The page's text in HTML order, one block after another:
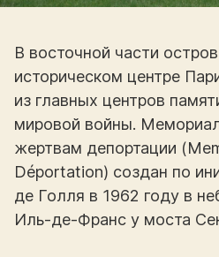
В восточной части
историческом центре
из главных центров
мировой войны.
жертвам депортации
Déportation) создан по
де Голля в 1962 году в
Иль-де-Франс у моста